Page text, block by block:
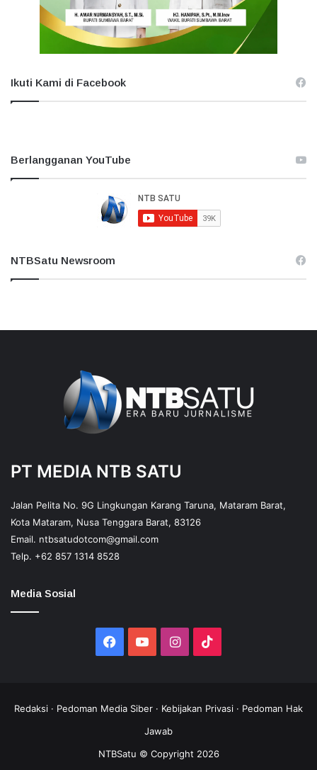
Ikuti Kami di Facebook
Berlangganan YouTube
NTBSatu Newsroom
PT MEDIA NTB SATU
Jalan Pelita No. 9G Lingkungan Karang Taruna, Mataram Barat,
Kota Mataram, Nusa Tenggara Barat, 83126
Email. ntbsatudotcom@gmail.com
Telp. +62 857 1314 8528
Media Sosial
Facebook
YouTubeInstagram
Redaksi · Pedoman Media Siber · Kebijakan Privasi · Pedoman Hak
Jawab
NTBSatu © Copyright 2026